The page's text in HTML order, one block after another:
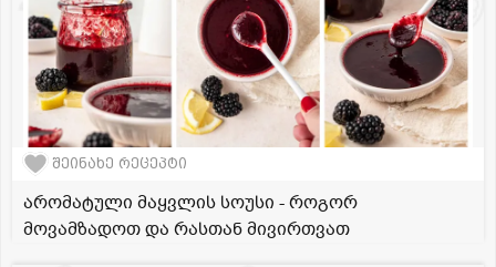
შეინახე რეცეპტი
არომატული მაყვლის სოუსი - როგორ
მოვამზადოთ და რასთან მივირთვათ